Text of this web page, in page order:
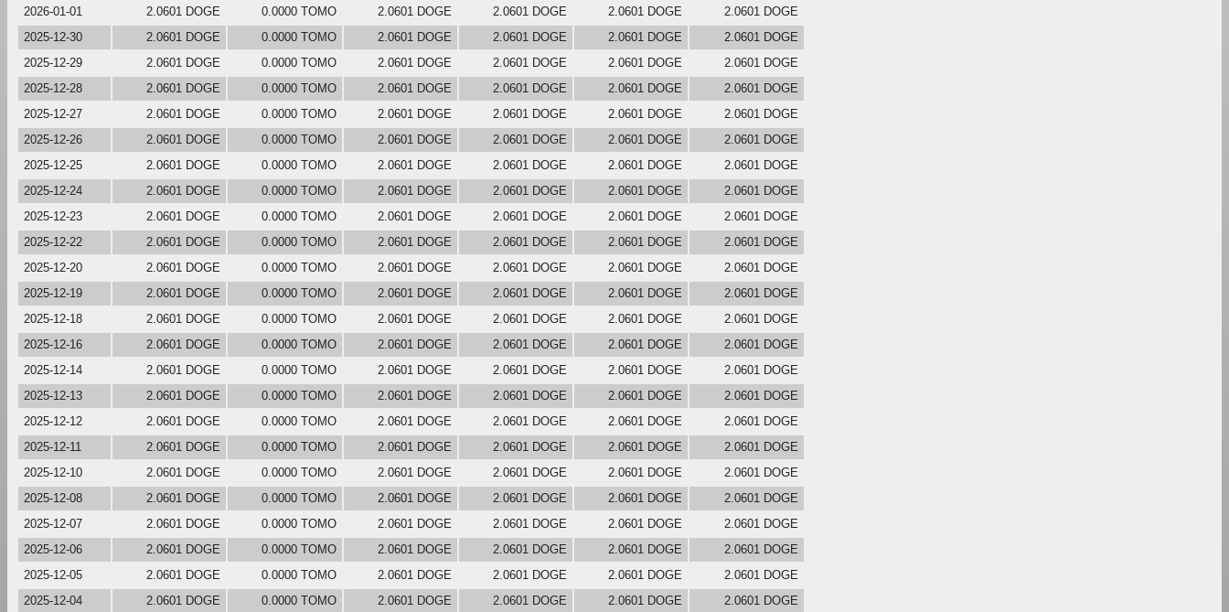
2026-01-01
2.0601 DOGE 0.0000 TOMO 2.0601 DOGE 2.0601 DOGE 2.0601 DOGE
2.0601 DOGE
2025-12-30
2.0601 DOGE 0.0000 TOMO 2.0601 DOGE 2.0601 DOGE 2.0601 DOGE
2.0601 DOGE
2025-12-29
2.0601 DOGE 0.0000 TOMO 2.0601 DOGE 2.0601 DOGE 2.0601 DOGE
2.0601 DOGE
2025-12-28
2.0601 DOGE 0.0000 TOMO 2.0601 DOGE 2.0601 DOGE 2.0601 DOGE
2.0601 DOGE
2025-12-27
2.0601 DOGE 0.0000 TOMO 2.0601 DOGE 2.0601 DOGE 2.0601 DOGE
2.0601 DOGE
2025-12-26
2.0601 DOGE 0.0000 TOMO 2.0601 DOGE 2.0601 DOGE 2.0601 DOGE
2.0601 DOGE
2025-12-25
2.0601 DOGE 0.0000 TOMO 2.0601 DOGE 2.0601 DOGE 2.0601 DOGE
2.0601 DOGE
2025-12-24
2.0601 DOGE 0.0000 TOMO 2.0601 DOGE 2.0601 DOGE 2.0601 DOGE
2.0601 DOGE
2025-12-23
2.0601 DOGE 0.0000 TOMO 2.0601 DOGE 2.0601 DOGE 2.0601 DOGE
2.0601 DOGE
2025-12-22
2.0601 DOGE 0.0000 TOMO 2.0601 DOGE 2.0601 DOGE 2.0601 DOGE
2.0601 DOGE
2025-12-20
2.0601 DOGE 0.0000 TOMO 2.0601 DOGE 2.0601 DOGE 2.0601 DOGE
2.0601 DOGE
2025-12-19
2.0601 DOGE 0.0000 TOMO 2.0601 DOGE 2.0601 DOGE 2.0601 DOGE
2.0601 DOGE
2025-12-18
2.0601 DOGE 0.0000 TOMO 2.0601 DOGE 2.0601 DOGE 2.0601 DOGE
2.0601 DOGE
2025-12-16
2.0601 DOGE 0.0000 TOMO 2.0601 DOGE 2.0601 DOGE 2.0601 DOGE
2.0601 DOGE
2025-12-14
2.0601 DOGE 0.0000 TOMO 2.0601 DOGE 2.0601 DOGE 2.0601 DOGE
2.0601 DOGE
2025-12-13
2.0601 DOGE 0.0000 TOMO 2.0601 DOGE 2.0601 DOGE 2.0601 DOGE
2.0601 DOGE
2025-12-12
2.0601 DOGE 0.0000 TOMO 2.0601 DOGE 2.0601 DOGE 2.0601 DOGE
2.0601 DOGE
2025-12-11
2.0601 DOGE 0.0000 TOMO 2.0601 DOGE 2.0601 DOGE 2.0601 DOGE
2.0601 DOGE
2025-12-10
2.0601 DOGE 0.0000 TOMO 2.0601 DOGE 2.0601 DOGE 2.0601 DOGE
2.0601 DOGE
2025-12-08
2.0601 DOGE 0.0000 TOMO 2.0601 DOGE 2.0601 DOGE 2.0601 DOGE
2.0601 DOGE
2025-12-07
2.0601 DOGE 0.0000 TOMO 2.0601 DOGE 2.0601 DOGE 2.0601 DOGE
2.0601 DOGE
2025-12-06
2.0601 DOGE 0.0000 TOMO 2.0601 DOGE 2.0601 DOGE 2.0601 DOGE
2.0601 DOGE
2025-12-05
2.0601 DOGE 0.0000 TOMO 2.0601 DOGE 2.0601 DOGE 2.0601 DOGE
2.0601 DOGE
2025-12-04
2.0601 DOGE 0.0000 TOMO 2.0601 DOGE 2.0601 DOGE 2.0601 DOGE
2.0601 DOGE